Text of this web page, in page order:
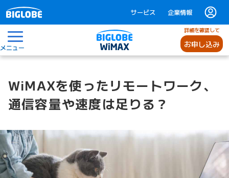
サービス 企業情報
メニュー
詳細を確認して
お申し込み
WiMAXを使ったリモートワーク、
通信容量や速度は足りる？